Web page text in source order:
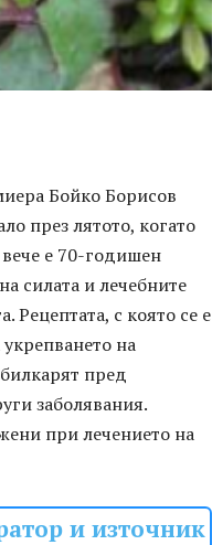
Бойко Борисов
през лятото, когато
е 70-годишен
силата и лечебните
Рецептата, с която се е
на
пред
заболявания.
при лечението на
и източник